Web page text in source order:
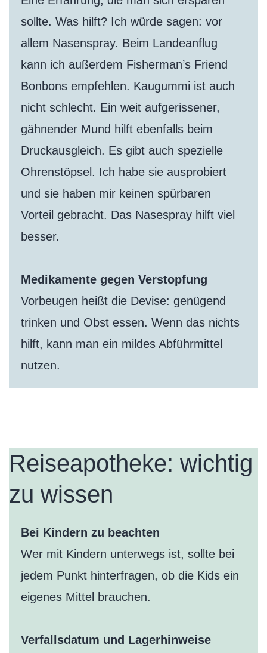
sollte. Was hilft? Ich würde sagen: vor
allem Nasenspray. Beim Landeanflug
kann ich außerdem Fisherman’s Friend
Bonbons empfehlen. Kaugummi ist auch
nicht schlecht. Ein weit aufgerissener,
gähnender Mund hilft ebenfalls beim
Druckausgleich. Es gibt auch spezielle
Ohrenstöpsel. Ich habe sie ausprobiert
und sie haben mir keinen spürbaren
Vorteil gebracht. Das Nasespray hilft viel
besser.
Medikamente gegen Verstopfung
Vorbeugen heißt die Devise: genügend
trinken und Obst essen. Wenn das nichts
hilft, kann man ein mildes Abführmittel
nutzen.
Reiseapotheke: wichtig
zu wissen
Bei Kindern zu beachten
Wer mit Kindern unterwegs ist, sollte bei
jedem Punkt hinterfragen, ob die Kids ein
eigenes Mittel brauchen.
Verfallsdatum und Lagerhinweise